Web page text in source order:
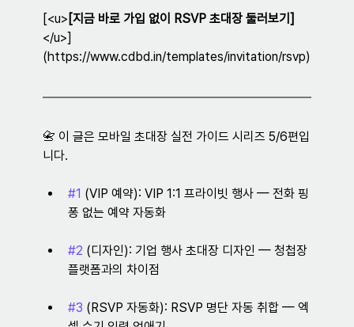
[<u> [지금 바로 가입 없이 RSVP 초대장 둘러보기]
</u>]
(https://www.cdbd.in/templates/invitation/rsvp)
📇 이 글은 모바일 초대장 실전 가이드 시리즈 5/6편입
니다.
#1 (VIP 예약): VIP 1:1 프라이빗 행사 — 전화 핑
퐁 없는 예약 자동화
#2 (디자인): 기업 행사 초대장 디자인 — 청첩장
플랫폼과의 차이점
#3 (RSVP 자동화): RSVP 명단 자동 취합 — 엑